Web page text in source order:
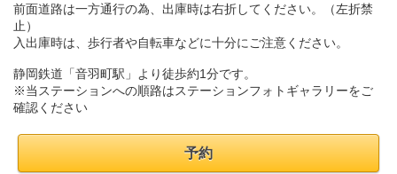
前面道路は一方通行の為、出庫時は右折してください。（左折禁
止）
入出庫時は、歩行者や自転車などに十分にご注意ください。
静岡鉄道「音羽町駅」より徒歩約1分です。
※当ステーションへの順路はステーションフォトギャラリーをご
確認ください
予約